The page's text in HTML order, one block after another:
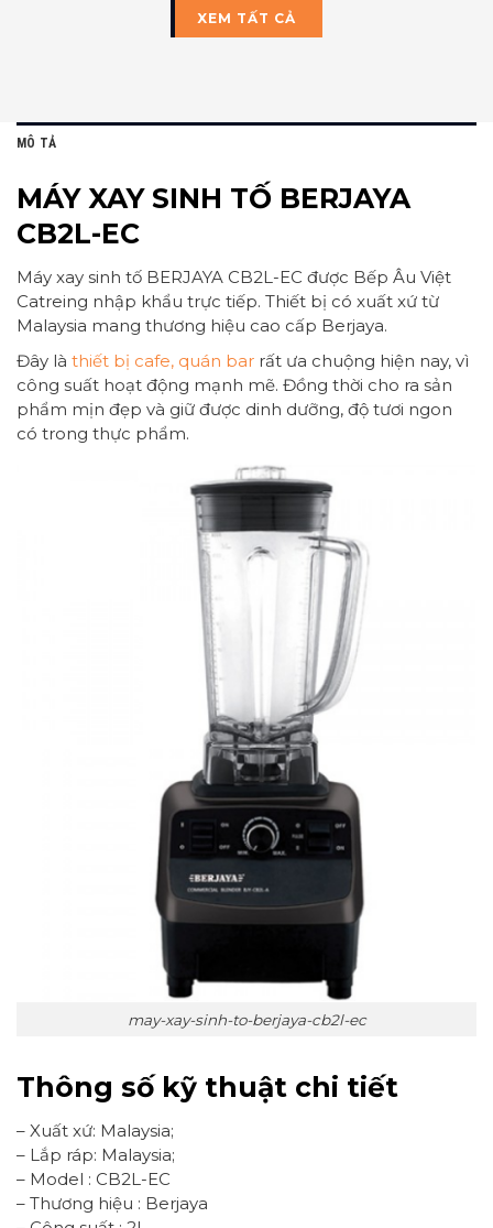
XEM TẤT CẢ
MÔ TẢ
MÁY XAY SINH TỐ BERJAYA
CB2L-EC
Máy xay sinh tố BERJAYA CB2L-EC được Bếp Âu Việt
Catreing nhập khẩu trực tiếp. Thiết bị có xuất xứ từ
Malaysia mang thương hiệu cao cấp Berjaya.
Đây là thiết bị cafe, quán bar rất ưa chuộng hiện nay, vì
công suất hoạt động mạnh mẽ. Đồng thời cho ra sản
phẩm mịn đẹp và giữ được dinh dưỡng, độ tươi ngon
có trong thực phẩm.
may-xay-sinh-to-berjaya-cb2l-ec
Thông số kỹ thuật chi tiết
– Xuất xứ: Malaysia;
– Lắp ráp: Malaysia;
– Model : CB2L-EC
– Thương hiệu : Berjaya